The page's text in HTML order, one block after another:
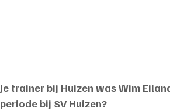
Je trainer bij Huizen was Wim
periode bij SV Huizen?